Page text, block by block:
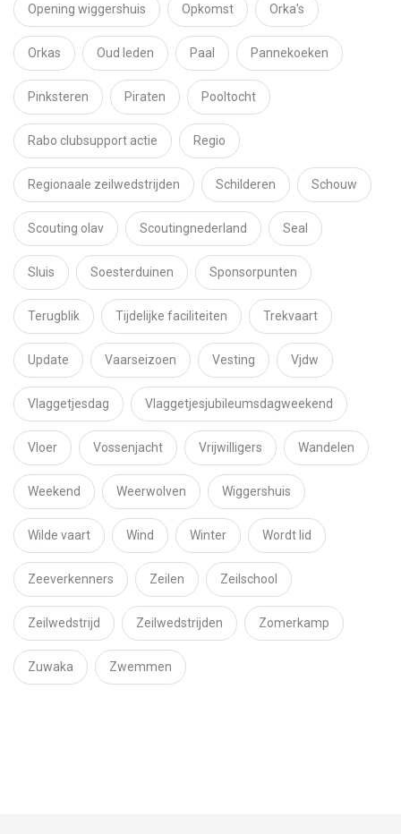
Opening wiggershuis Opkomst Orka's
Orkas Oud leden Paal Pannekoeken
Pinksteren Piraten Pooltocht
Rabo clubsupport actie Regio
Regionaale zeilwedstrijden Schilderen Schouw
Scouting olav Scoutingnederland Seal
Sluis Soesterduinen Sponsorpunten
Terugblik Tijdelijke faciliteiten Trekvaart
Update Vaarseizoen Vesting Vjdw
Vlaggetjesdag Vlaggetjesjubileumsdagweekend
Vloer Vossenjacht Vrijwilligers Wandelen
Weekend Weerwolven Wiggershuis
Wilde vaart Wind Winter Wordt lid
Zeeverkenners Zeilen Zeilschool
Zeilwedstrijd Zeilwedstrijden Zomerkamp
Zuwaka Zwemmen